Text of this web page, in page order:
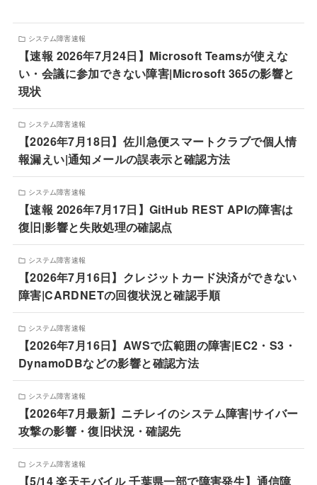
システム障害速報
【速報 2026年7月24日】Microsoft Teamsが使えな
い・会議に参加できない障害|Microsoft 365の影響と
現状
システム障害速報
【2026年7月18日】佐川急便スマートクラブで個人情
報漏えい|通知メールの誤表示と確認方法
システム障害速報
【速報 2026年7月17日】GitHub REST APIの障害は
復旧|影響と失敗処理の確認点
システム障害速報
【2026年7月16日】クレジットカード決済ができない
障害|CARDNETの回復状況と確認手順
システム障害速報
【2026年7月16日】AWSで広範囲の障害|EC2・S3・
DynamoDBなどの影響と確認方法
システム障害速報
【2026年7月最新】ニチレイのシステム障害|サイバー
攻撃の影響・復旧状況・確認先
システム障害速報
【5/14 楽天モバイル 千葉県一部で障害発生】通信障